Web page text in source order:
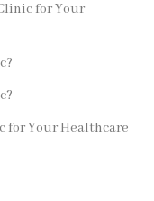
for Your
for Your Healthcare